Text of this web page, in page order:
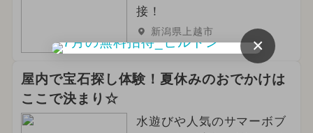
接！
新潟県上越市
屋内で宝石探し体験！夏休みのおでかけは
ここで決まり☆
水遊びや人気のサマーボブ
×